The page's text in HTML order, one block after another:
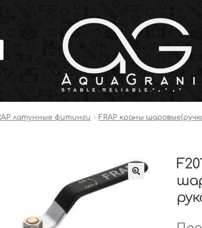
латунные фитинги FRAP краны